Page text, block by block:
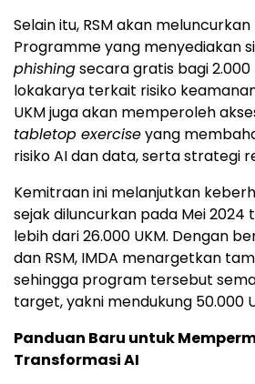
Selain itu, RSM akan meluncurkan
Programme yang menyediakan
phishingsecara gratis bagi 2.000
lokakarya terkait risiko
UKM juga akan memperoleh
tabletop exerciseyang
risiko AI dan data, serta strategi
Kemitraan ini melanjutkan
sejak diluncurkan pada Mei 2024
lebih dari 26.000 UKM. Dengan
dan RSM, IMDA menargetkan
sehingga program tersebut
target, yakni mendukung 50.000
Panduan Baru untuk
Transformasi AI